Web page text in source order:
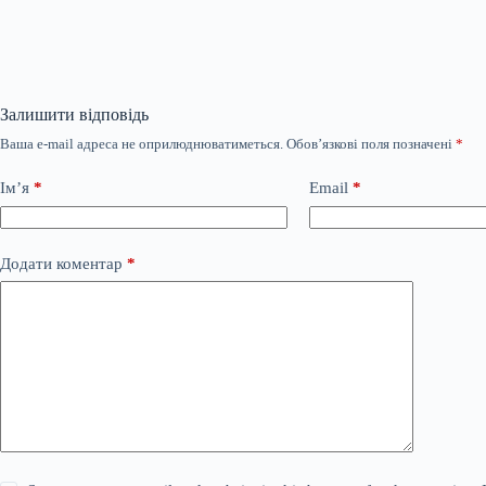
Залишити відповідь
Ваша e-mail адреса не оприлюднюватиметься. Обов’язкові поля позначені *
Ім’я * Email *
Додати коментар *